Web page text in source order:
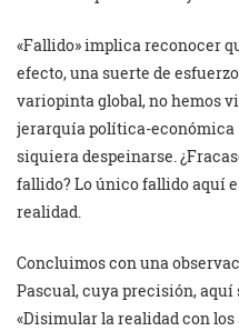
«Fallido» implica reconocer
efecto, una suerte de
variopinta global, no hemos
jerarquía política-económica
siquiera despeinarse.
fallido? Lo único fallido aquí
realidad.
Concluimos con una
Pascual, cuya precisión,
«Disimular la realidad con